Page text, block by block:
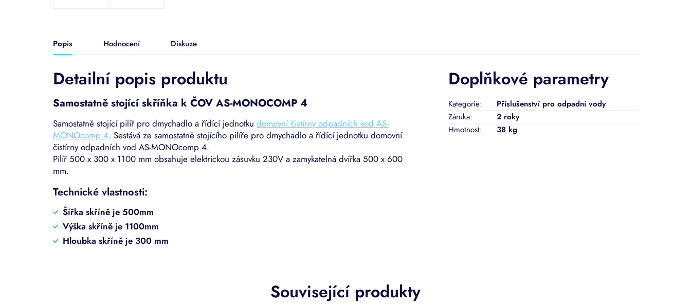
Související produkty
Popis Hodnocení Diskuze
Detailní popis produktu
Samostatně stojící skříňka k ČOV AS-MONOCOMP 4
Samostatně stojící pilíř pro dmychadlo a řídící jednotku domovní čistírny odpadních vod AS-
MONOcomp 4. Sestává ze samostatně stojícího pilíře pro dmychadlo a řídící jednotku domovní
čistírny odpadních vod AS-MONOcomp 4.
Pilíř 500 x 300 x 1100 mm obsahuje elektrickou zásuvku 230V a zamykatelná dvířka 500 x 600
mm.
Technické vlastnosti:
Šířka skříně je 500mm
Výška skříně je 1100mm
Hloubka skříně je 300 mm
Doplňkové parametry
Kategorie:
Příslušenství pro odpadní vody
Záruka:
2 roky
Hmotnost: 38 kg